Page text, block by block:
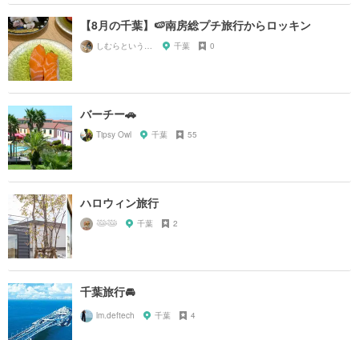
【8月の千葉】🍉南房総プチ旅行からロッキン
しむらというもの 千葉 0
バーチー🚗
Tipsy Owl 千葉 55
ハロウィン旅行
𓅸𓅸 千葉 2
千葉旅行🚘
lm.deftech 千葉 4